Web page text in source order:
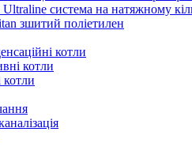
система на натяжному
зшитий поліетилен
котли
котли
котли